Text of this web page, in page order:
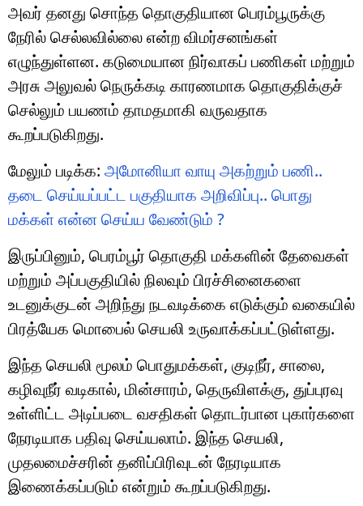
அவர் தனது சொந்த தொகுதியான பெரம்பூருக்கு
நேரில் செல்லவில்லை என்ற விமர்சனங்கள்
எழுந்துள்ளன. கடுமையான நிர்வாகப் பணிகள் மற்றும்
அரசு அலுவல் நெருக்கடி காரணமாக தொகுதிக்குச்
செல்லும் பயணம் தாமதமாகி வருவதாக
கூறப்படுகிறது.
மேலும் படிக்க: அமோனியா வாயு அகற்றும் பணி..
தடை செய்யப்பட்ட பகுதியாக அறிவிப்பு.. பொது
மக்கள் என்ன செய்ய வேண்டும் ?
இருப்பினும், பெரம்பூர் தொகுதி மக்களின் தேவைகள்
மற்றும் அப்பகுதியில் நிலவும் பிரச்சினைகளை
உடனுக்குடன் அறிந்து நடவடிக்கை எடுக்கும் வகையில்
பிரத்யேக மொபைல் செயலி உருவாக்கப்பட்டுள்ளது.
இந்த செயலி மூலம் பொதுமக்கள், குடிநீர், சாலை,
கழிவுநீர் வடிகால், மின்சாரம், தெருவிளக்கு, துப்புரவு
உள்ளிட்ட அடிப்படை வசதிகள் தொடர்பான புகார்களை
நேரடியாக பதிவு செய்யலாம். இந்த செயலி,
முதலமைச்சரின் தனிப்பிரிவுடன் நேரடியாக
இணைக்கப்படும் என்றும் கூறப்படுகிறது.